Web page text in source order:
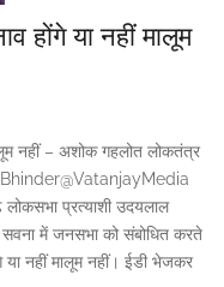
या नहीं मालूम
नहीं – अशोक गहलोत लोकतंत्र
Bhinder@VatanjayMedia
लोकसभा प्रत्याशी उदयलाल
में जनसभा को संबोधित करते
नहीं मालूम नहीं। ईडी भेजकर